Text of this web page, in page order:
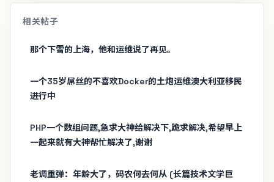
相关帖子
那个下雪的上海，他和运维说了再见。
一个35岁屌丝的不喜欢Docker的土炮运维澳大利亚移民
进行中
PHP一个数组问题,急求大神给解决下,跪求解决,希望早上
一起来就有大神帮忙解决了,谢谢
老调重弹：年龄大了，码农何去何从 (长篇技术文学巨